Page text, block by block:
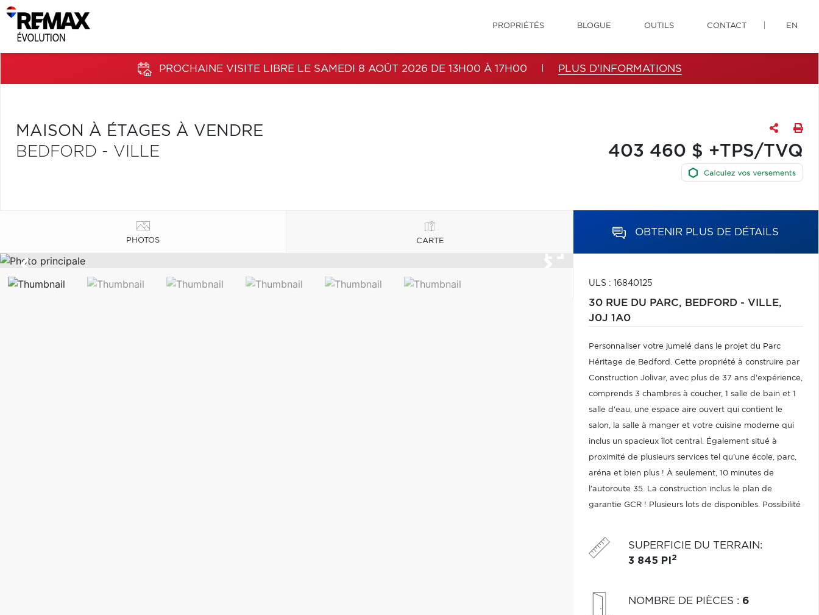
PROPRIÉTÉS BLOGUE OUTILS CONTACT EN
PROCHAINE VISITE LIBRE LE SAMEDI 8 AOÛT 2026 DE 13H00 À 17H00 PLUS D'INFORMATIONS
MAISON À ÉTAGES À VENDRE
BEDFORD - VILLE
403 460 $ +TPS/TVQ
PHOTOS CARTE
OBTENIR PLUS DE DÉTAILS
ULS : 16840125
30 RUE DU PARC, BEDFORD - VILLE,
J0J 1A0
Personnaliser votre jumelé dans le projet du Parc
Héritage de Bedford. Cette propriété à construire par
Construction Jolivar, avec plus de 37 ans d'expérience,
comprends 3 chambres à coucher, 1 salle de bain et 1
salle d'eau, une espace aire ouvert qui contient le
salon, la salle à manger et votre cuisine moderne qui
inclus un spacieux îlot central. Également situé à
proximité de plusieurs services tel qu'une école, parc,
aréna et bien plus ! À seulement, 10 minutes de
l'autoroute 35. La construction inclus le plan de
garantie GCR ! Plusieurs lots de disponibles. Possibilité
SUPERFICIE DU TERRAIN:
3 845 PI 2
NOMBRE DE PIÈCES : 6